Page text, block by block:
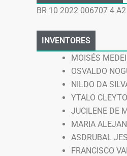
BR 10 2022 006707 4 A2
INVENTORES
MOISÉS
OSVALDO
NILDO DA
YTALO
JUCILENE DE
MARIA
ASDRUBAL
FRANCISCO